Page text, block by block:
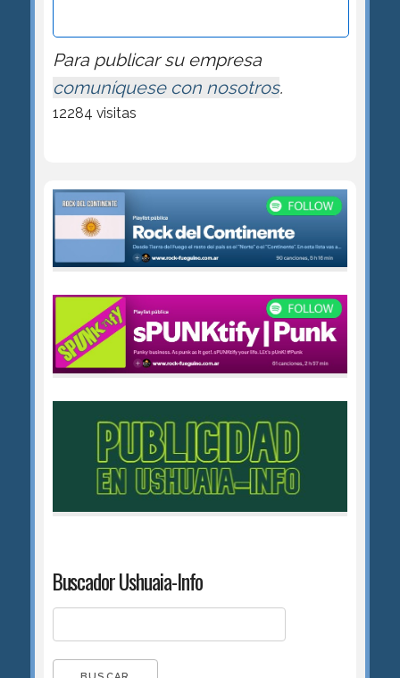
Para publicar su empresa
comuníquese con nosotros.
12284 visitas
Buscador Ushuaia-Info